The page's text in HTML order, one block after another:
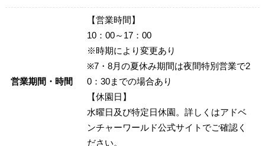
営業期間・時間
【営業時間】
10：00～17：00
※時期により変更あり
※7・8月の夏休み期間は夜間特別営業で2
0：30までの場合あり
【休園日】
水曜日及び特定日休園。詳しくはアドベ
ンチャーワールド公式サイトでご確認く
ださい。